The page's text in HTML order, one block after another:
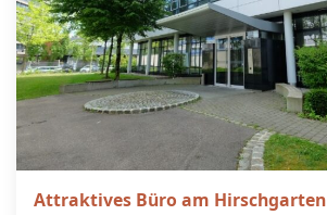
Attraktives Büro am Hirschgarten